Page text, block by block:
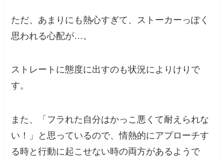
ただ、あまりにも熱心すぎて、ストーカーっぽく
思われる心配が…。
ストレートに態度に出すのも状況によりけりで
す。
また、「フラれた自分はかっこ悪くて耐えられな
い！」と思っているので、情熱的にアプローチす
る時と行動に起こせない時の両方があるようで